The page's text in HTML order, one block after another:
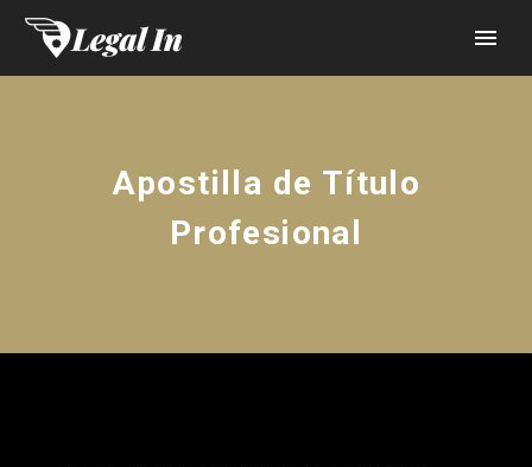
Apostilla de Título
Profesional